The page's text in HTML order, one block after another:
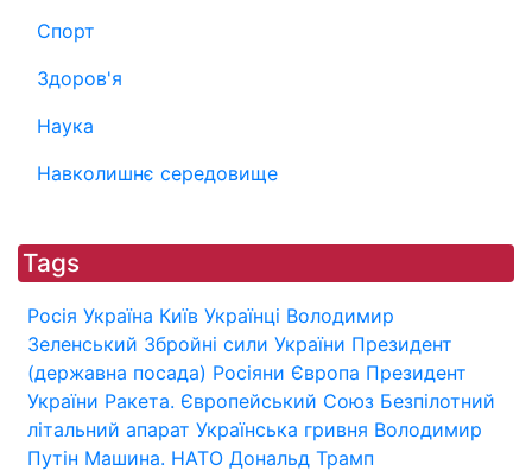
Спорт
Здоров'я
Наука
Навколишнє середовище
Tags
Росія Україна Київ Українці Володимир
Зеленський Збройні сили України Президент
(державна посада) Росіяни Європа Президент
України Ракета. Європейський Союз Безпілотний
літальний апарат Українська гривня Володимир
Путін Машина. НАТО Дональд Трамп